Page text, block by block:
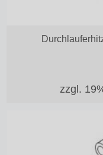
zzgl.